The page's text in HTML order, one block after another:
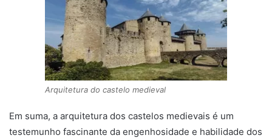
Arquitetura do castelo medieval
Em suma, a arquitetura dos castelos medievais é um
testemunho fascinante da engenhosidade e habilidade dos